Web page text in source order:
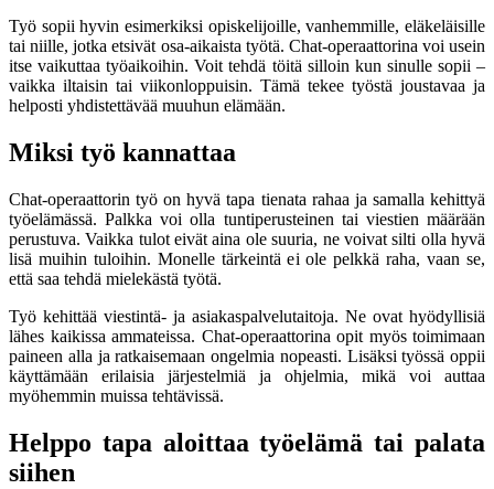
Työ sopii hyvin esimerkiksi opiskelijoille, vanhemmille, eläkeläisille
tai niille, jotka etsivät osa-aikaista työtä. Chat-operaattorina voi usein
itse vaikuttaa työaikoihin. Voit tehdä töitä silloin kun sinulle sopii –
vaikka iltaisin tai viikonloppuisin. Tämä tekee työstä joustavaa ja
helposti yhdistettävää muuhun elämään.
Miksi työ kannattaa
Chat-operaattorin työ on hyvä tapa tienata rahaa ja samalla kehittyä
työelämässä. Palkka voi olla tuntiperusteinen tai viestien määrään
perustuva. Vaikka tulot eivät aina ole suuria, ne voivat silti olla hyvä
lisä muihin tuloihin. Monelle tärkeintä ei ole pelkkä raha, vaan se,
että saa tehdä mielekästä työtä.
Työ kehittää viestintä- ja asiakaspalvelutaitoja. Ne ovat hyödyllisiä
lähes kaikissa ammateissa. Chat-operaattorina opit myös toimimaan
paineen alla ja ratkaisemaan ongelmia nopeasti. Lisäksi työssä oppii
käyttämään erilaisia järjestelmiä ja ohjelmia, mikä voi auttaa
myöhemmin muissa tehtävissä.
Helppo tapa aloittaa työelämä tai palata
siihen